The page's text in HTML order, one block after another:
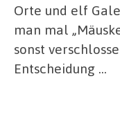
Orte und elf
man mal
sonst
Entscheidung …